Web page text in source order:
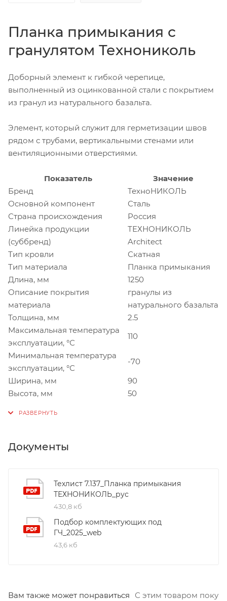
Планка примыкания с
гранулятом Технониколь
Доборный элемент к гибкой черепице,
выполненный из оцинкованной стали с покрытием
из гранул из натурального базальта.
Элемент, который служит для герметизации швов
рядом с трубами, вертикальными стенами или
вентиляционными отверстиями.
Показатель
Значение
Бренд
ТехноНИКОЛЬ
Основной компонент
Сталь
Страна происхождения
Россия
Линейка продукции
(суббренд)
ТЕХНОНИКОЛЬ
Architect
Тип кровли
Скатная
Тип материала
Планка примыкания
Длина, мм
1250
Описание покрытия
материала
гранулы из
натурального базальта
Толщина, мм
2.5
Максимальная температура
эксплуатации, °С
110
Минимальная температура
эксплуатации, °С
-70
Ширина, мм
90
Высота, мм
50
Документы
Техлист 7.137_Планка примыкания
ТЕХНОНИКОЛЬ_рус
430,8 кб
Подбор комплектующих под
ГЧ_2025_web
43,6 кб
Вам также может понравиться С этим товаром